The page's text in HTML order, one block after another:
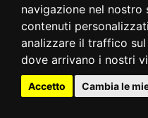
navigazione nel
contenuti
analizzare il traffico
dove arrivano i nostri
Accetto Cambia le